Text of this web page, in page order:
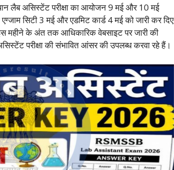
असिस्टेंट परीक्षा का आयोजन 9 मई और 10 मई
सिटी 3 मई और एडमिट कार्ड 4 मई को जारी कर दिए
महीने के अंत तक आधिकारिक वेबसाइट पर जारी की
परीक्षा की संभावित आंसर की उपलब्ध करवा रहे हैं।